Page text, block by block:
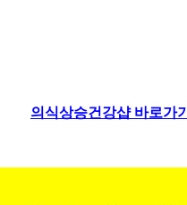
의식상승건강샵 바로가기